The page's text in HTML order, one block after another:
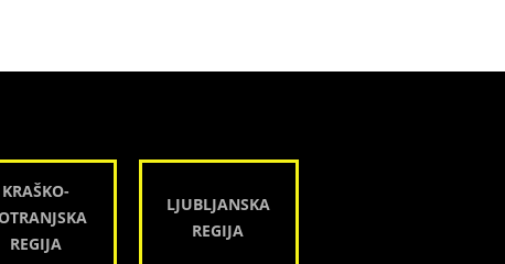
KRAŠKO-
REGIJA
LJUBLJANSKA
REGIJA